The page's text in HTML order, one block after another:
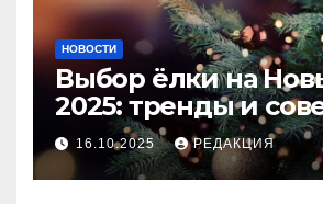
НОВОСТИ
Выбор ёлки на
2025: тренды и
идеального
16.10.2025 РЕДАКЦИЯ